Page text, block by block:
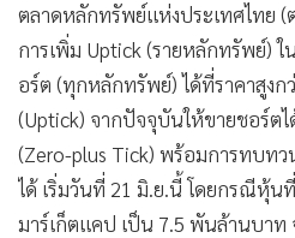
• กีฬา
• ต่างประเทศ
• Special Scoop
• เศรษฐกิจ-ธุรกิจ
• จีน
ชุมชน-คุณภาพชีวิต
ตลาดหลักทรัพย์แห่งประเทศไทย (
การเพิ่ม Uptick (รายหลักทรัพย์)
อร์ต (ทุกหลักทรัพย์) ได้ที่ราคาสูงก
(Uptick) จากปัจจุบันให้ขายชอร์ต
(Zero-plus Tick) พร้อมการทบท
ได้ เริ่มวันที่ 21 มิ.ย.นี้ โดยกรณีหุ้น
มาร์เก็ตแคป เป็น 7.5 พันล้านบา